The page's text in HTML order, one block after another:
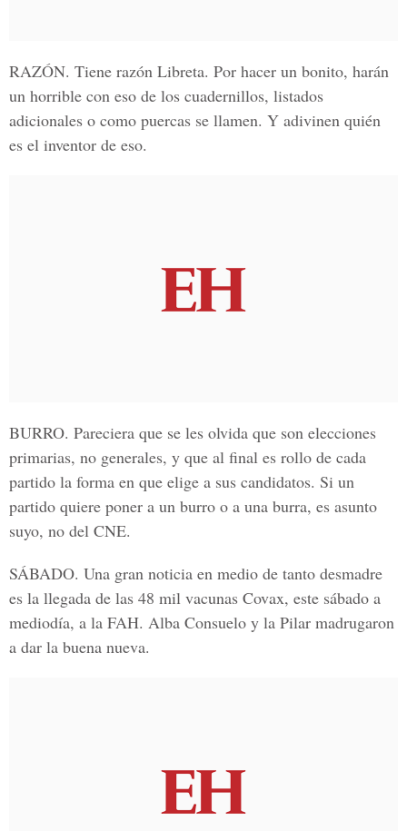
RAZÓN. Tiene razón Libreta. Por hacer un bonito, harán
un horrible con eso de los cuadernillos, listados
adicionales o como puercas se llamen. Y adivinen quién
es el inventor de eso.
BURRO. Pareciera que se les olvida que son elecciones
primarias, no generales, y que al final es rollo de cada
partido la forma en que elige a sus candidatos. Si un
partido quiere poner a un burro o a una burra, es asunto
suyo, no del CNE.
SÁBADO. Una gran noticia en medio de tanto desmadre
es la llegada de las 48 mil vacunas Covax, este sábado a
mediodía, a la FAH. Alba Consuelo y la Pilar madrugaron
a dar la buena nueva.